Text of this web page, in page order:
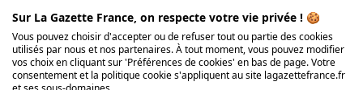
CGU/CGV
Données personnelles
Charte sur les cookies
Sur La Gazette France, on respecte votre vie privée ! 🍪
Vous pouvez choisir d'accepter ou de refuser tout ou partie des cookies
utilisés par nous et nos partenaires. À tout moment, vous pouvez modifier
vos choix en cliquant sur 'Préférences de cookies' en bas de page. Votre
consentement et la politique cookie s'appliquent au site lagazettefrance.fr